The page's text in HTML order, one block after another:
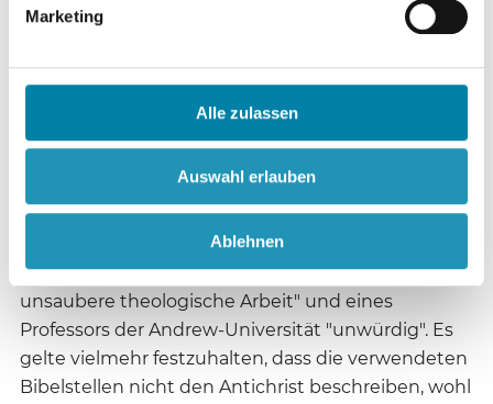
Marketing
Alle zulassen
Auswahl erlauben
Ablehnen
irdische Macht, ... deren Motivationskraft zum
ihre Überzeugungen und Praktiken letztlich mit
Gewalt durchsetzen." Somit ist klar: Rom ist der
ihre Interessen mit Gewalt durchsetzen kann.
Im Februarheft 2004 des Adventecho fand sich ein
kritischer Leserbrief zu Whiddens Beitrag. Der
Artikel sei "ein Beispiel für eine fragwürdige und
unsaubere theologische Arbeit" und eines
Professors der Andrew-Universität "unwürdig". Es
gelte vielmehr festzuhalten, dass die verwendeten
Bibelstellen nicht den Antichrist beschreiben, wohl